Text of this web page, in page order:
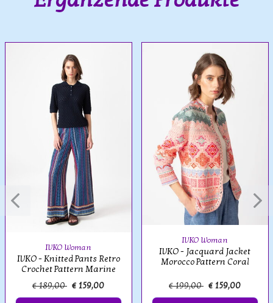
IVKO Woman
IVKO - Knitted Pants Retro
Crochet Pattern Marine
€ 189,00 € 159,00
IVKO Woman
IVKO - Jacquard Jacket
Morocco Pattern Coral
€ 199,00 € 159,00